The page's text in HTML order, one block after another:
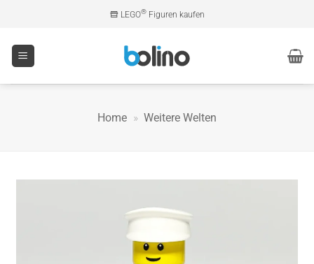
springen
LEGO®Figuren kaufen
Home » Weitere Welten